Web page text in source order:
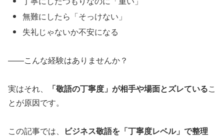
無難にしたら「そっけない」
失礼じゃないか不安になる
——こんな経験はありませんか？
実はそれ、 「敬語の丁寧度」が相手や場面とズレているこ
とが原因です。
この記事では、
ビジネス敬語を「丁寧度レベル」で整理